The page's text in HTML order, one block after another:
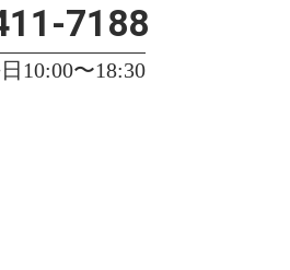
7188
10:00〜18:30